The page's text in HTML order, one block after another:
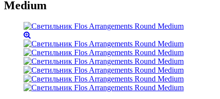
Medium